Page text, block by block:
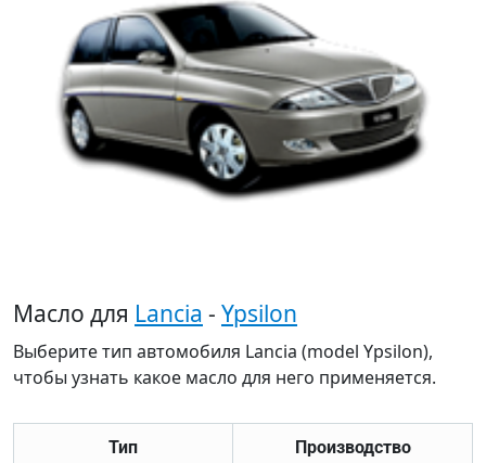
Масло для Lancia - Ypsilon
Выберите тип автомобиля Lancia (model Ypsilon),
чтобы узнать какое масло для него применяется.
Тип Производство